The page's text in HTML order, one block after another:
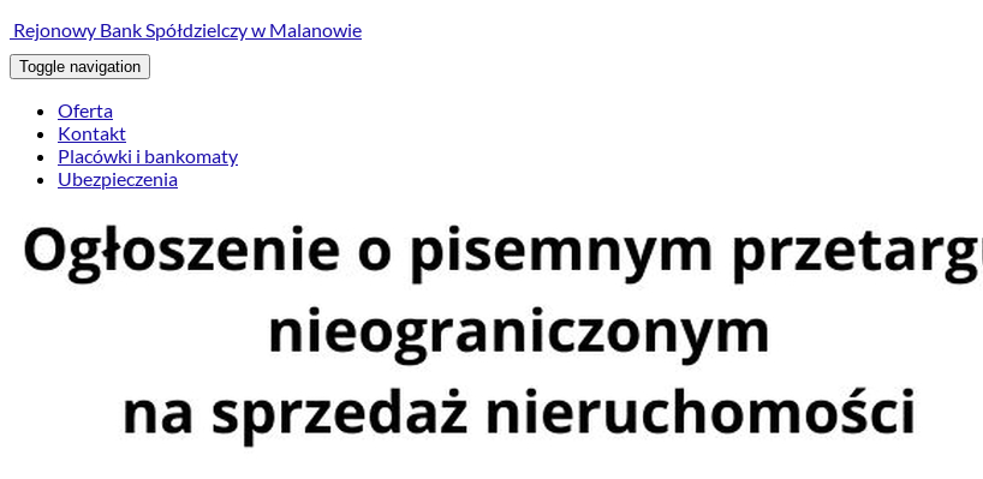
Rejonowy Bank Spółdzielczy w Malanowie
Toggle navigation
Oferta
Kontakt
Placówki i bankomaty
Ubezpieczenia